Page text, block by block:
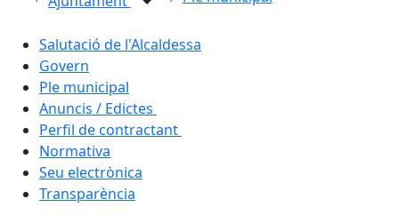
Salutació de l'Alcaldessa
Govern
Ple municipal
Anuncis / Edictes
Perfil de contractant
Normativa
Seu electrònica
Transparència